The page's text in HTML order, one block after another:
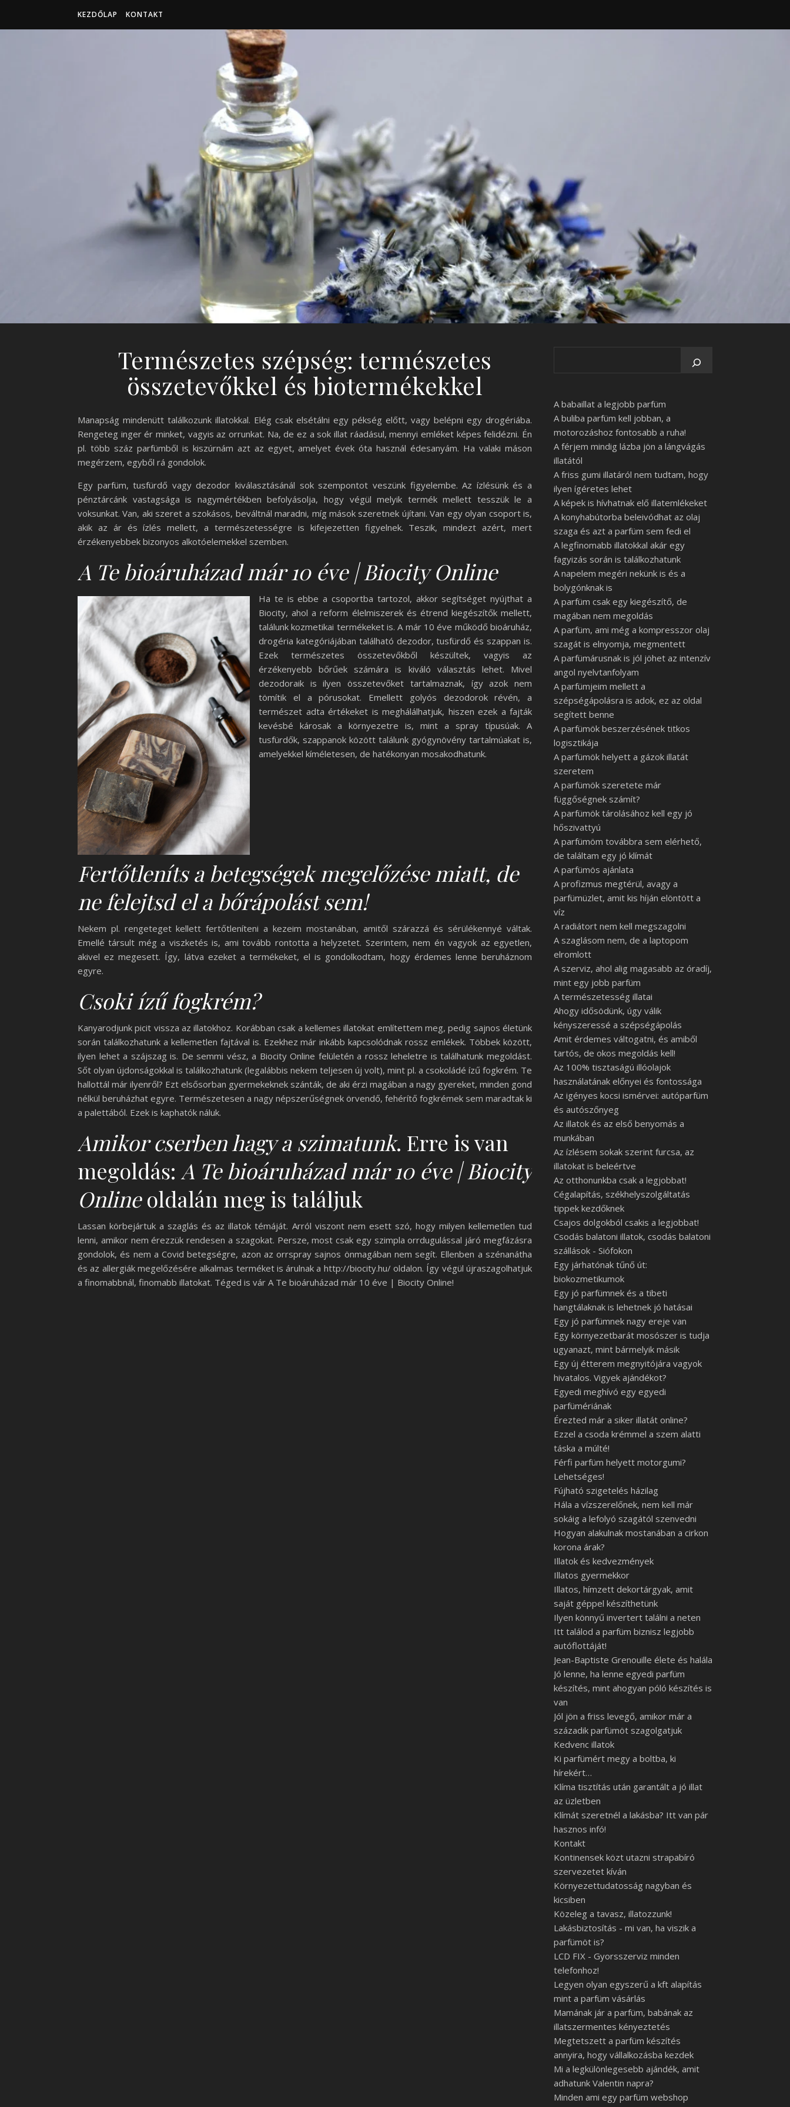
KEZDŐLAP KONTAKT
Természetes szépség: természetes
összetevőkkel és biotermékekkel
Manapság mindenütt találkozunk illatokkal. Elég csak elsétálni egy pékség előtt, vagy belépni egy drogériába.
Rengeteg inger ér minket, vagyis az orrunkat. Na, de ez a sok illat ráadásul, mennyi emléket képes felidézni. Én
pl. több száz parfümből is kiszúrnám azt az egyet, amelyet évek óta használ édesanyám. Ha valaki máson
megérzem, egyből rá gondolok.
Egy parfüm, tusfürdő vagy dezodor kiválasztásánál sok szempontot veszünk figyelembe. Az ízlésünk és a
pénztárcánk vastagsága is nagymértékben befolyásolja, hogy végül melyik termék mellett tesszük le a
voksunkat. Van, aki szeret a szokásos, beváltnál maradni, míg mások szeretnek újítani. Van egy olyan csoport is,
akik az ár és ízlés mellett, a természetességre is kifejezetten figyelnek. Teszik, mindezt azért, mert
érzékenyebbek bizonyos alkotóelemekkel szemben.
A Te bioáruházad már 10 éve | Biocity Online
Ha te is ebbe a csoportba tartozol, akkor segítséget nyújthat a
Biocity, ahol a reform élelmiszerek és étrend kiegészítők mellett,
találunk kozmetikai termékeket is. A már 10 éve működő bioáruház,
drogéria kategóriájában található dezodor, tusfürdő és szappan is.
Ezek természetes összetevőkből készültek, vagyis az
érzékenyebb bőrűek számára is kiváló választás lehet. Mivel
dezodoraik is ilyen összetevőket tartalmaznak, így azok nem
tömítik el a pórusokat. Emellett golyós dezodorok révén, a
természet adta értékeket is meghálálhatjuk, hiszen ezek a fajták
kevésbé károsak a környezetre is, mint a spray típusúak. A
tusfürdők, szappanok között találunk gyógynövény tartalmúakat is,
amelyekkel kíméletesen, de hatékonyan mosakodhatunk.
Fertőtleníts a betegségek megelőzése miatt, de
ne felejtsd el a bőrápolást sem!
Nekem pl. rengeteget kellett fertőtleníteni a kezeim mostanában, amitől szárazzá és sérülékennyé váltak.
Emellé társult még a viszketés is, ami tovább rontotta a helyzetet. Szerintem, nem én vagyok az egyetlen,
akivel ez megesett. Így, látva ezeket a termékeket, el is gondolkodtam, hogy érdemes lenne beruháznom
egyre.
Csoki ízű fogkrém?
Kanyarodjunk picit vissza az illatokhoz. Korábban csak a kellemes illatokat említettem meg, pedig sajnos életünk
során találkozhatunk a kellemetlen fajtával is. Ezekhez már inkább kapcsolódnak rossz emlékek. Többek között,
ilyen lehet a szájszag is. De semmi vész, a Biocity Online felületén a rossz leheletre is találhatunk megoldást.
Sőt olyan újdonságokkal is találkozhatunk (legalábbis nekem teljesen új volt), mint pl. a csokoládé ízű fogkrém. Te
hallottál már ilyenről? Ezt elsősorban gyermekeknek szánták, de aki érzi magában a nagy gyereket, minden gond
nélkül beruházhat egyre. Természetesen a nagy népszerűségnek örvendő, fehérítő fogkrémek sem maradtak ki
a palettából. Ezek is kaphatók náluk.
Amikor cserben hagy a szimatunk. Erre is van
megoldás: A Te bioáruházad már 10 éve | Biocity
Onlineoldalán meg is találjuk
Lassan körbejártuk a szaglás és az illatok témáját. Arról viszont nem esett szó, hogy milyen kellemetlen tud
lenni, amikor nem érezzük rendesen a szagokat. Persze, most csak egy szimpla orrdugulással járó megfázásra
gondolok, és nem a Covid betegségre, azon az orrspray sajnos önmagában nem segít. Ellenben a szénanátha
és az allergiák megelőzésére alkalmas terméket is árulnak a http://biocity.hu/ oldalon. Így végül újraszagolhatjuk
a finomabbnál, finomabb illatokat. Téged is vár A Te bioáruházad már 10 éve | Biocity Online!
A babaillat a legjobb parfüm
A buliba parfüm kell jobban, a
motorozáshoz fontosabb a ruha!
A férjem mindig lázba jön a lángvágás
illatától
A friss gumi illatáról nem tudtam, hogy
ilyen ígéretes lehet
A képek is hívhatnak elő illatemlékeket
A konyhabútorba beleivódhat az olaj
szaga és azt a parfüm sem fedi el
A legfinomabb illatokkal akár egy
fagyizás során is találkozhatunk
A napelem megéri nekünk is és a
bolygónknak is
A parfüm csak egy kiegészítő, de
magában nem megoldás
A parfüm, ami még a kompresszor olaj
szagát is elnyomja, megmentett
A parfümárusnak is jól jöhet az intenzív
angol nyelvtanfolyam
A parfümjeim mellett a
szépségápolásra is adok, ez az oldal
segített benne
A parfümök beszerzésének titkos
logisztikája
A parfümök helyett a gázok illatát
szeretem
A parfümök szeretete már
függőségnek számít?
A parfümök tárolásához kell egy jó
hőszivattyú
A parfümöm továbbra sem elérhető,
de találtam egy jó klímát
A parfümös ajánlata
A profizmus megtérül, avagy a
parfümüzlet, amit kis híján elöntött a
víz
A radiátort nem kell megszagolni
A szaglásom nem, de a laptopom
elromlott
A szerviz, ahol alig magasabb az óradíj,
mint egy jobb parfüm
A természetesség illatai
Ahogy idősödünk, úgy válik
kényszeressé a szépségápolás
Amit érdemes váltogatni, és amiből
tartós, de okos megoldás kell!
Az 100% tisztaságú illóolajok
használatának előnyei és fontossága
Az igényes kocsi ismérvei: autóparfüm
és autószőnyeg
Az illatok és az első benyomás a
munkában
Az ízlésem sokak szerint furcsa, az
illatokat is beleértve
Az otthonunkba csak a legjobbat!
Cégalapítás, székhelyszolgáltatás
tippek kezdőknek
Csajos dolgokból csakis a legjobbat!
Csodás balatoni illatok, csodás balatoni
szállások - Siófokon
Egy járhatónak tűnő út:
biokozmetikumok
Egy jó parfümnek és a tibeti
hangtálaknak is lehetnek jó hatásai
Egy jó parfümnek nagy ereje van
Egy környezetbarát mosószer is tudja
ugyanazt, mint bármelyik másik
Egy új étterem megnyitójára vagyok
hivatalos. Vigyek ajándékot?
Egyedi meghívó egy egyedi
parfümériának
Érezted már a siker illatát online?
Ezzel a csoda krémmel a szem alatti
táska a múlté!
Férfi parfüm helyett motorgumi?
Lehetséges!
Fújható szigetelés házilag
Hála a vízszerelőnek, nem kell már
sokáig a lefolyó szagától szenvedni
Hogyan alakulnak mostanában a cirkon
korona árak?
Illatok és kedvezmények
Illatos gyermekkor
Illatos, hímzett dekortárgyak, amit
saját géppel készíthetünk
Ilyen könnyű invertert találni a neten
Itt találod a parfüm biznisz legjobb
autóflottáját!
Jean-Baptiste Grenouille élete és halála
Jó lenne, ha lenne egyedi parfüm
készítés, mint ahogyan póló készítés is
van
Jól jön a friss levegő, amikor már a
századik parfümöt szagolgatjuk
Kedvenc illatok
Ki parfümért megy a boltba, ki
hírekért…
Klíma tisztítás után garantált a jó illat
az üzletben
Klímát szeretnél a lakásba? Itt van pár
hasznos infó!
Kontakt
Kontinensek közt utazni strapabíró
szervezetet kíván
Környezettudatosság nagyban és
kicsiben
Közeleg a tavasz, illatozzunk!
Lakásbiztosítás - mi van, ha viszik a
parfümöt is?
LCD FIX - Gyorsszerviz minden
telefonhoz!
Legyen olyan egyszerű a kft alapítás
mint a parfüm vásárlás
Mamának jár a parfüm, babának az
illatszermentes kényeztetés
Megtetszett a parfüm készítés
annyira, hogy vállalkozásba kezdek
Mi a legkülönlegesebb ajándék, amit
adhatunk Valentin napra?
Minden ami egy parfüm webshop